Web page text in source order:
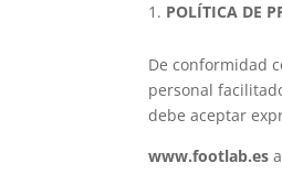
POLÍTICA DE
De conformidad
personal
debe aceptar
www.footlab.es